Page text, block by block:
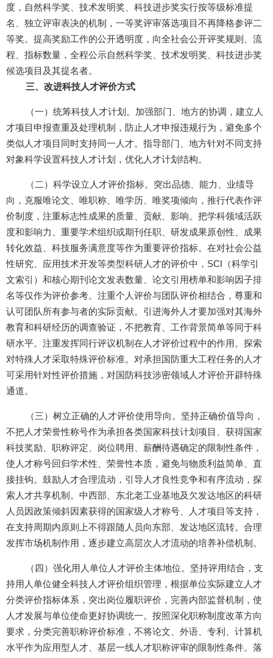
度，自然科学奖、技术发明奖、科技进步奖实行按等级标准提
名、独立评审表决的机制，一等奖评审落选项目不再降格参评二
等奖。提高奖励工作的公开透明度，向全社会公开评奖规则、流
程、指标数量，全程公示自然科学奖、技术发明奖、科技进步奖
候选项目及其提名者。
三、改进科技人才评价方式
（一）统筹科技人才计划。加强部门、地方的协调，建立人
才项目申报查重及处理机制，防止人才申报违规行为，避免多个
类似人才项目同时支持同一人才。指导部门、地方针对不同支持
对象科学设置科技人才计划，优化人才计划结构。
（二）科学设立人才评价指标。突出品德、能力、业绩导
向，克服唯论文、唯职称、唯学历、唯奖项倾向，推行代表作评
价制度，注重标志性成果的质量、贡献、影响。把学科领域活跃
度和影响力、重要学术组织或期刊任职、研发成果原创性、成果
转化效益、科技服务满意度等作为重要评价指标。在对社会公益
性研究、应用技术开发等类型科研人才的评价中， SCI （科学引
文索引）和核心期刊论文发表数量、论文引用榜单和影响因子排
名等仅作为评价参考。注重个人评价与团队评价相结合，尊重和
认可团队所有参与者的实际贡献。引进海外人才要加强对其海外
教育和科研经历的调查验证，不把教育、工作背景简单等同于科
研水平。注重发挥同行评议机制在人才评价过程中的作用。探索
对特殊人才采取特殊评价标准。对承担国防重大工程任务的人才
可采用针对性评价措施，对国防科技涉密领域人才评价开辟特殊
通道。
（三）树立正确的人才评价使用导向。坚持正确价值导向，
不把人才荣誉性称号作为承担各类国家科技计划项目、获得国家
科技奖励、职称评定、岗位聘用、薪酬待遇确定的限制性条件，
使人才称号回归学术性、荣誉性本质，避免与物质利益简单、直
接挂钩。鼓励人才合理流动，引导人才良性竞争和有序流动，探
索人才共享机制。中西部、东北老工业基地及欠发达地区的科研
人员因政策倾斜因素获得的国家级人才称号、人才项目等支持，
在支持周期内原则上不得跟随人员向东部、发达地区流转。合理
发挥市场机制作用，逐步建立高层次人才流动的培养补偿机制。
（四）强化用人单位人才评价主体地位。坚持评用结合，支
持用人单位健全科技人才评价组织管理，根据单位实际建立人才
分类评价指标体系，突出岗位履职评价，完善内部监督机制，使
人才发展与单位使命更好协调统一。按照深化职称制度改革方向
要求，分类完善职称评价标准，不将论文、外语、专利、计算机
水平作为应用型人才、基层一线人才职称评审的限制性条件。落